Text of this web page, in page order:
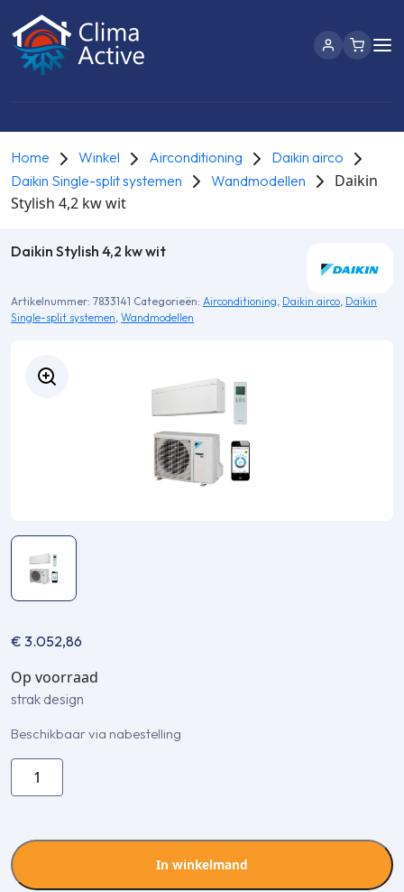
Home Winkel Airconditioning
Daikin airco
Daikin Single-split systemen
Wandmodellen
Daikin
Stylish 4,2 kw wit
Daikin Stylish 4,2 kw wit
Artikelnummer: 7833141 Categorieën: Airconditioning, Daikin airco, Daikin
Single-split systemen, Wandmodellen
€ 3.052,86
Op voorraad
strak design
Beschikbaar via nabestelling
Daikin
Stylish
wit
aantal
In winkelmand